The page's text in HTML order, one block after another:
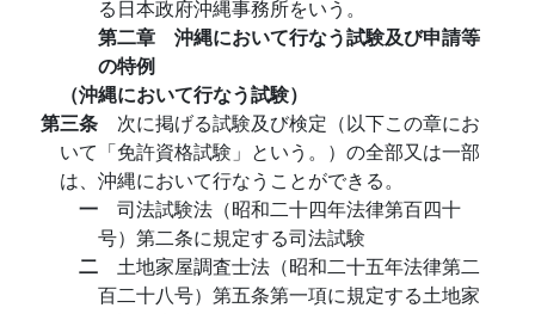
る日本政府沖縄事務所をいう。
第二章 沖縄において行なう試験及び申請等
の特例
（沖縄において行なう試験）
第三条 次に掲げる試験及び検定（以下この章にお
いて「免許資格試験」という。）の全部又は一部
は、沖縄において行なうことができる。
一 司法試験法（昭和二十四年法律第百四十
号）第二条に規定する司法試験
二 土地家屋調査士法（昭和二十五年法律第二
百二十八号）第五条第一項に規定する土地家